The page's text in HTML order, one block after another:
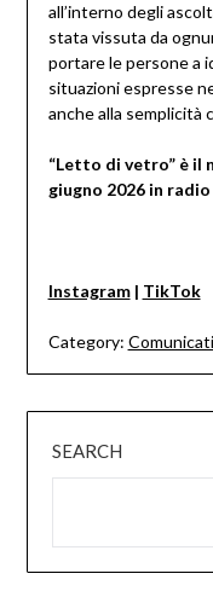
all’interno degli
stata vissuta da
portare le persone a
situazioni espresse
anche alla semplicità
“Letto di vetro” è il
giugno 2026 in
Instagram| TikTok
Category:
SEARCH